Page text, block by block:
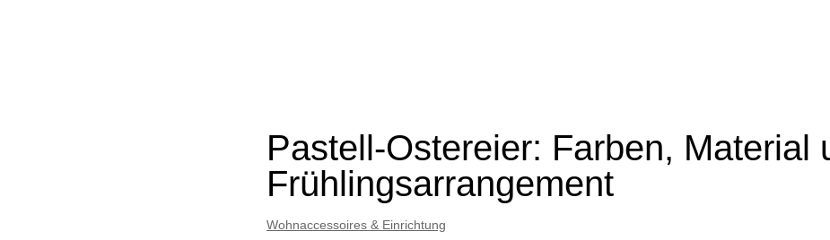
Pastell-Ostereier: Farben, Material
Frühlingsarrangement
Wohnaccessoires & Einrichtung